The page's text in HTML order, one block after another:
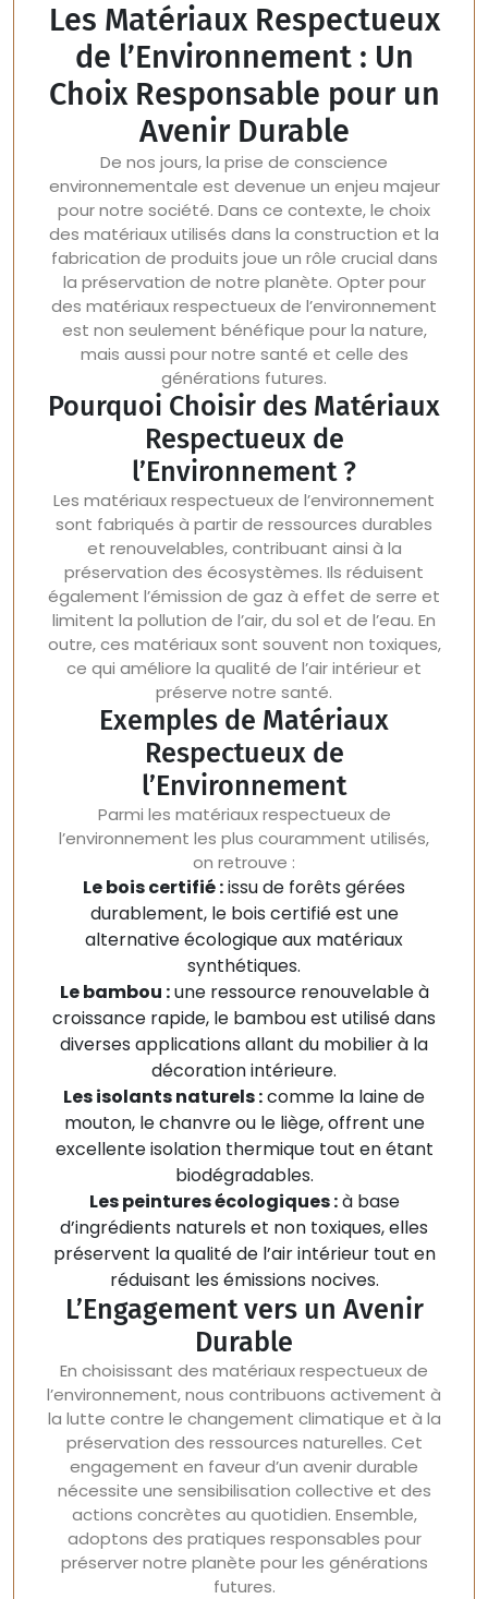
Les Matériaux Respectueux
de l’Environnement : Un
Choix Responsable pour un
Avenir Durable
De nos jours, la prise de conscience
environnementale est devenue un enjeu majeur
pour notre société. Dans ce contexte, le choix
des matériaux utilisés dans la construction et la
fabrication de produits joue un rôle crucial dans
la préservation de notre planète. Opter pour
des matériaux respectueux de l’environnement
est non seulement bénéfique pour la nature,
mais aussi pour notre santé et celle des
générations futures.
Pourquoi Choisir des Matériaux
Respectueux de
l’Environnement ?
Les matériaux respectueux de l’environnement
sont fabriqués à partir de ressources durables
et renouvelables, contribuant ainsi à la
préservation des écosystèmes. Ils réduisent
également l’émission de gaz à effet de serre et
limitent la pollution de l’air, du sol et de l’eau. En
outre, ces matériaux sont souvent non toxiques,
ce qui améliore la qualité de l’air intérieur et
préserve notre santé.
Exemples de Matériaux
Respectueux de
l’Environnement
Parmi les matériaux respectueux de
l’environnement les plus couramment utilisés,
on retrouve :
Le bois certifié :issu de forêts gérées
durablement, le bois certifié est une
alternative écologique aux matériaux
synthétiques.
Le bambou :une ressource renouvelable à
croissance rapide, le bambou est utilisé dans
diverses applications allant du mobilier à la
décoration intérieure.
Les isolants naturels :comme la laine de
mouton, le chanvre ou le liège, offrent une
excellente isolation thermique tout en étant
biodégradables.
Les peintures écologiques :à base
d’ingrédients naturels et non toxiques, elles
préservent la qualité de l’air intérieur tout en
réduisant les émissions nocives.
L’Engagement vers un Avenir
Durable
En choisissant des matériaux respectueux de
l’environnement, nous contribuons activement à
la lutte contre le changement climatique et à la
préservation des ressources naturelles. Cet
engagement en faveur d’un avenir durable
nécessite une sensibilisation collective et des
actions concrètes au quotidien. Ensemble,
adoptons des pratiques responsables pour
préserver notre planète pour les générations
futures.